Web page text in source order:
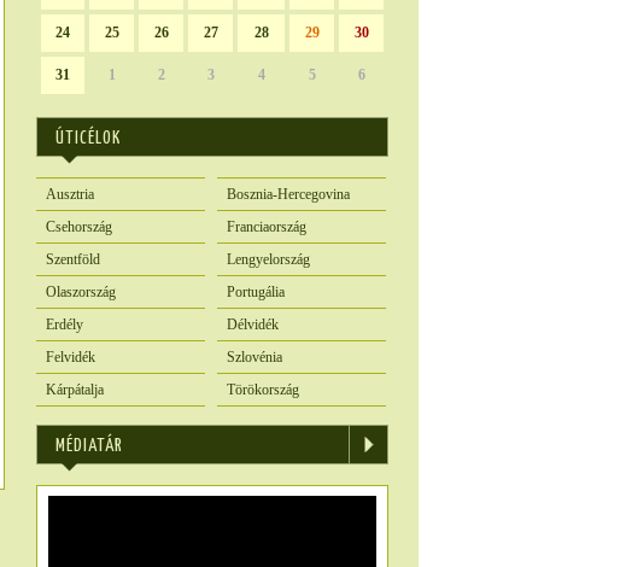
24 25 26 27 28 29 30
31 1 2 3 4 5 6
ÚTICÉLOK
Ausztria
Bosznia-Hercegovina
Csehország
Franciaország
Szentföld
Lengyelország
Olaszország
Portugália
Erdély
Délvidék
Felvidék
Szlovénia
Kárpátalja
Törökország
MÉDIATÁR